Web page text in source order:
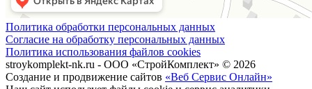
Политика обработки персональных данных
Согласие на обработку персональных данных
Политика использования файлов cookies
stroykomplekt-nk.ru - ООО «СтройКомплект» © 2026
Создание и продвижение сайтов «Веб Сервис Онлайн»